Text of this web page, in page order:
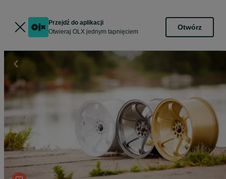
Przejdź do aplikacji
Otwieraj OLX jednym tapnięciem
Otwórz